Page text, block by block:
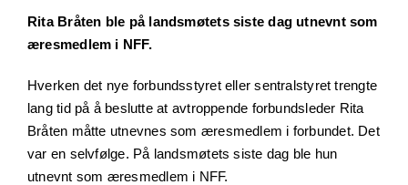
Rita Bråten ble på landsmøtets siste dag utnevnt som
æresmedlem i NFF.
Hverken det nye forbundsstyret eller sentralstyret trengte
lang tid på å beslutte at avtroppende forbundsleder Rita
Bråten måtte utnevnes som æresmedlem i forbundet. Det
var en selvfølge. På landsmøtets siste dag ble hun
utnevnt som æresmedlem i NFF.